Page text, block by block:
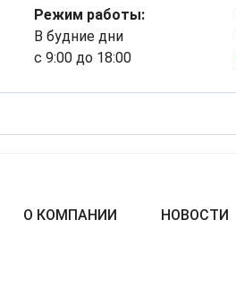
Режим работы:
В будние дни
с 9:00 до 18:00
О КОМПАНИИ НОВОСТИ